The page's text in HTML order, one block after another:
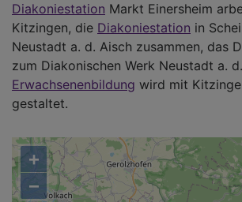
Diakoniestation Markt Einersheim
Kitzingen, die Diakoniestation in
Neustadt a. d. Aisch zusammen, das
zum Diakonischen Werk Neustadt a.
Erwachsenenbildung wird mit
gestaltet.
+
−